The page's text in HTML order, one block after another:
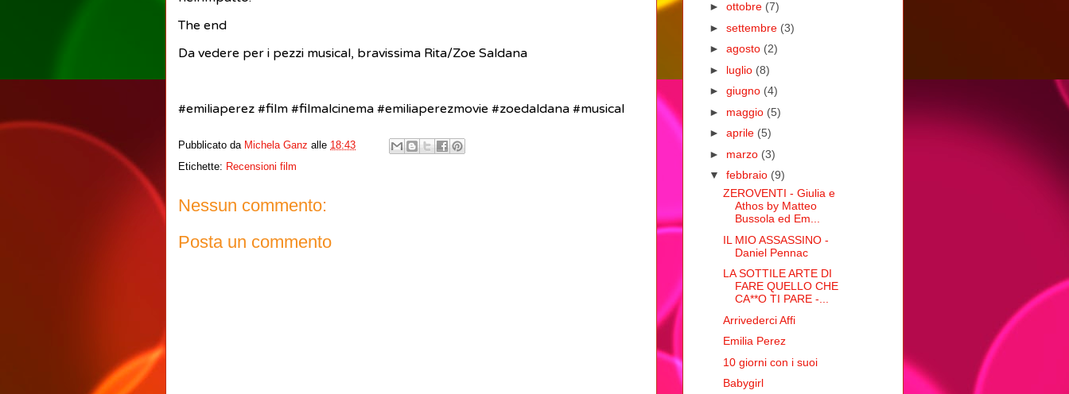
The end
Da vedere per i pezzi musical, bravissima Rita/Zoe Saldana
#emiliaperez #film #filmalcinema #emiliaperezmovie #zoedaldana #musical
Pubblicato da Michela Ganz alle 18:43
Etichette: Recensioni film
Nessun commento:
Posta un commento
► ottobre (7)
► settembre (3)
► agosto (2)
► luglio (8)
► giugno (4)
► maggio (5)
► aprile (5)
► marzo (3)
▼ febbraio (9)
ZEROVENTI - Giulia e
Athos by Matteo
Bussola ed Em...
IL MIO ASSASSINO -
Daniel Pennac
LA SOTTILE ARTE DI
FARE QUELLO CHE
CA**O TI PARE -...
Arrivederci Affi
Emilia Perez
10 giorni con i suoi
Babygirl